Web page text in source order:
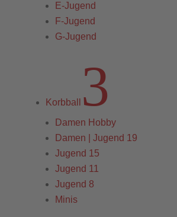
E-Jugend
F-Jugend
G-Jugend
Korbball 3
Damen Hobby
Damen | Jugend 19
Jugend 15
Jugend 11
Jugend 8
Minis